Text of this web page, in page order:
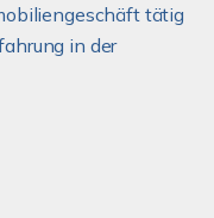
tätig
in der